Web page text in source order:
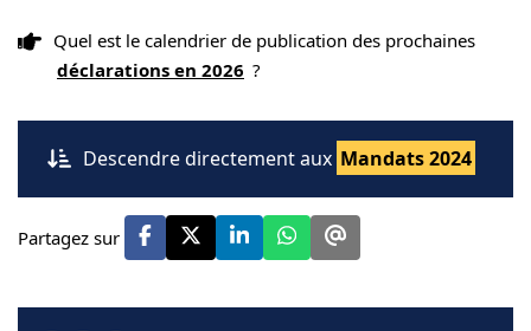
Quel est le calendrier de publication des prochaines
déclarations en 2026 ?
Descendre directement aux Mandats 2024
Partagez sur